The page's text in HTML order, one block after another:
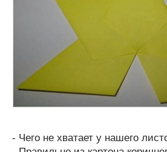
- Чего не хватает у нашего